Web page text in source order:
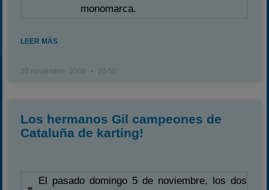
monomarca.
LEER MÁS
20 noviembre, 2006 20:50
Los hermanos Gil campeones de
Cataluña de karting!
El pasado domingo 5 de noviembre, los dos